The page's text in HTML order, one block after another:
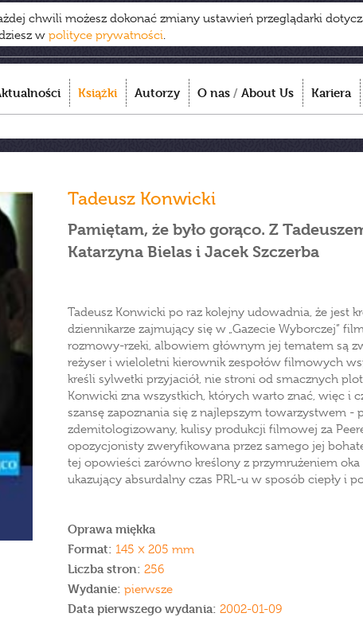
chwili możesz dokonać zmiany ustawień przeglądarki
w polityce prywatności.
Książki Autorzy O nas / About Us Kariera
Tadeusz Konwicki
Pamiętam, że było gorąco. Z
Katarzyna Bielas i Jacek Szczerba
Tadeusz Konwicki po raz kolejny udowadnia, że jest
dziennikarze zajmujący się w „Gazecie Wyborczej”
rozmowy-rzeki, albowiem głównym jej tematem są
reżyser i wieloletni kierownik zespołów filmowych
kreśli sylwetki przyjaciół, nie stroni od smacznych
Konwicki zna wszystkich, których warto znać, więc i
szansę zapoznania się z najlepszym towarzystwem -
zdemitologizowany, kulisy produkcji filmowej za
opozycjonisty zweryfikowana przez samego jej
tej opowieści zarówno kreślony z przymrużeniem
ukazujący absurdalny czas PRL-u w sposób ciepły i
Oprawa miękka
Format: 145 × 205 mm
Liczba stron: 256
Wydanie: pierwsze
Data pierwszego wydania: 2002-01-09